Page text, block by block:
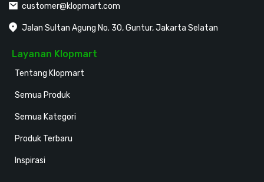
customer@klopmart.com
Jalan Sultan Agung No. 30, Guntur, Jakarta Selatan
Layanan Klopmart
Tentang Klopmart
Semua Produk
Semua Kategori
Produk Terbaru
Inspirasi